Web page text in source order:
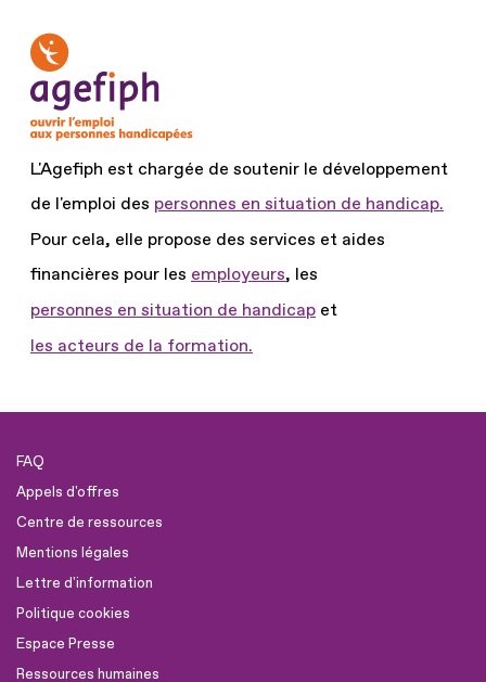
L'Agefiph est chargée de soutenir le développement
de l'emploi des personnes en situation de handicap.
Pour cela, elle propose des services et aides
financières pour les employeurs, les
personnes en situation de handicap et
les acteurs de la formation.
FAQ
Appels d'offres
Centre de ressources
Mentions légales
Lettre d'information
Politique cookies
Espace Presse
Ressources humaines